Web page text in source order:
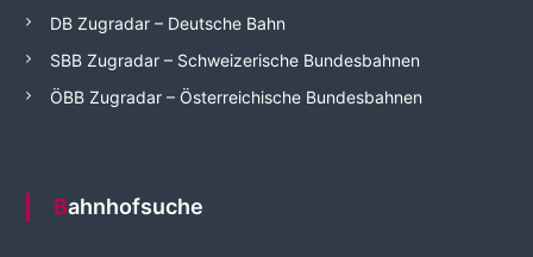
DB Zugradar – Deutsche Bahn
SBB Zugradar – Schweizerische Bundesbahnen
ÖBB Zugradar – Österreichische Bundesbahnen
Bahnhofsuche